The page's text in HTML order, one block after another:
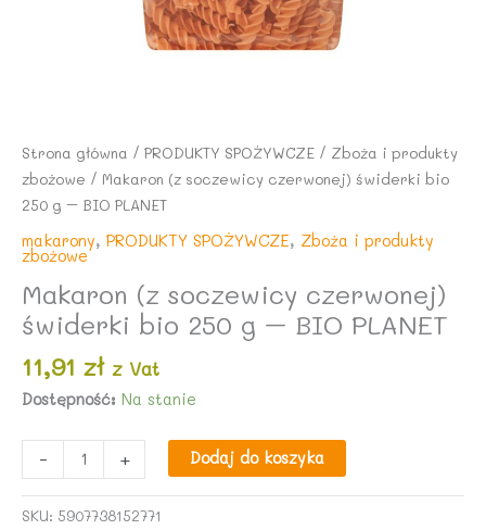
Strona główna / PRODUKTY SPOŻYWCZE / Zboża i produkty
zbożowe / Makaron (z soczewicy czerwonej) świderki bio
250 g – BIO PLANET
makarony, PRODUKTY SPOŻYWCZE, Zboża i produkty
zbożowe
Makaron (z soczewicy czerwonej)
świderki bio 250 g – BIO PLANET
11,91 zł z Vat
Dostępność: Na stanie
-
Makaron
(z
+ Dodaj do koszyka
SKU: 5907738152771